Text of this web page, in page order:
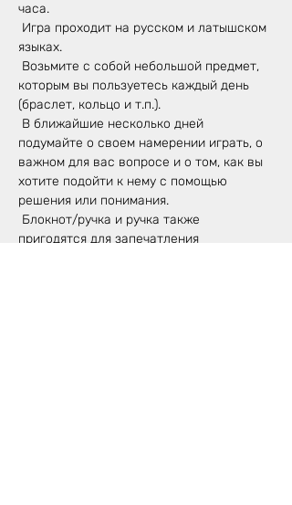
часа.
языках.
которым вы пользуетесь каждый день
(браслет, кольцо и т.п.).
подумайте о своем намерении играть, о
важном для вас вопросе и о том, как вы
хотите подойти к нему с помощью
решения или понимания.
пригодятся для запечатления